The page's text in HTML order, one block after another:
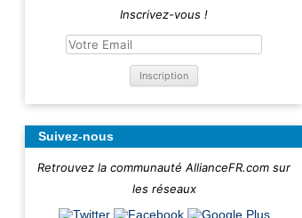
Inscrivez-vous !
Suivez-nous
Retrouvez la communauté AllianceFR.com sur
les réseaux